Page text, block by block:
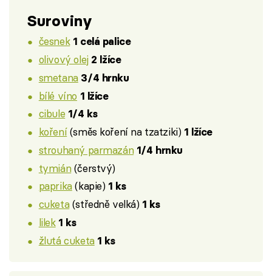
Suroviny
česnek 1 celá palice
olivový olej 2 lžíce
smetana 3/4 hrnku
bílé víno 1 lžíce
cibule 1/4 ks
koření(směs koření na tzatziki) 1 lžíce
strouhaný parmazán 1/4 hrnku
tymián(čerstvý)
paprika(kapie) 1 ks
cuketa(středně velká) 1 ks
lilek 1 ks
žlutá cuketa 1 ks